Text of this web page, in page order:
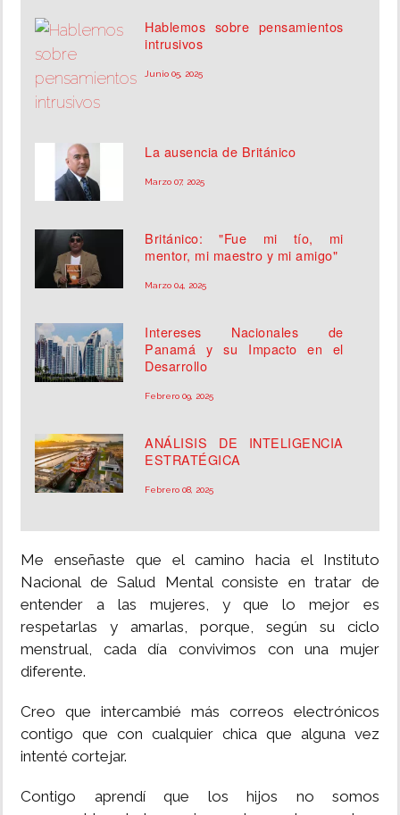
Hablemos sobre pensamientos
intrusivos
Junio 05, 2025
La ausencia de Británico
Marzo 07, 2025
Británico: "Fue mi tío, mi
mentor, mi maestro y mi amigo"
Marzo 04, 2025
Intereses Nacionales de
Panamá y su Impacto en el
Desarrollo
Febrero 09, 2025
ANÁLISIS DE INTELIGENCIA
ESTRATÉGICA
Febrero 08, 2025
Me enseñaste que el camino hacia el Instituto
Nacional de Salud Mental consiste en tratar de
entender a las mujeres, y que lo mejor es
respetarlas y amarlas, porque, según su ciclo
menstrual, cada día convivimos con una mujer
diferente.
Creo que intercambié más correos electrónicos
contigo que con cualquier chica que alguna vez
intenté cortejar.
Contigo aprendí que los hijos no somos